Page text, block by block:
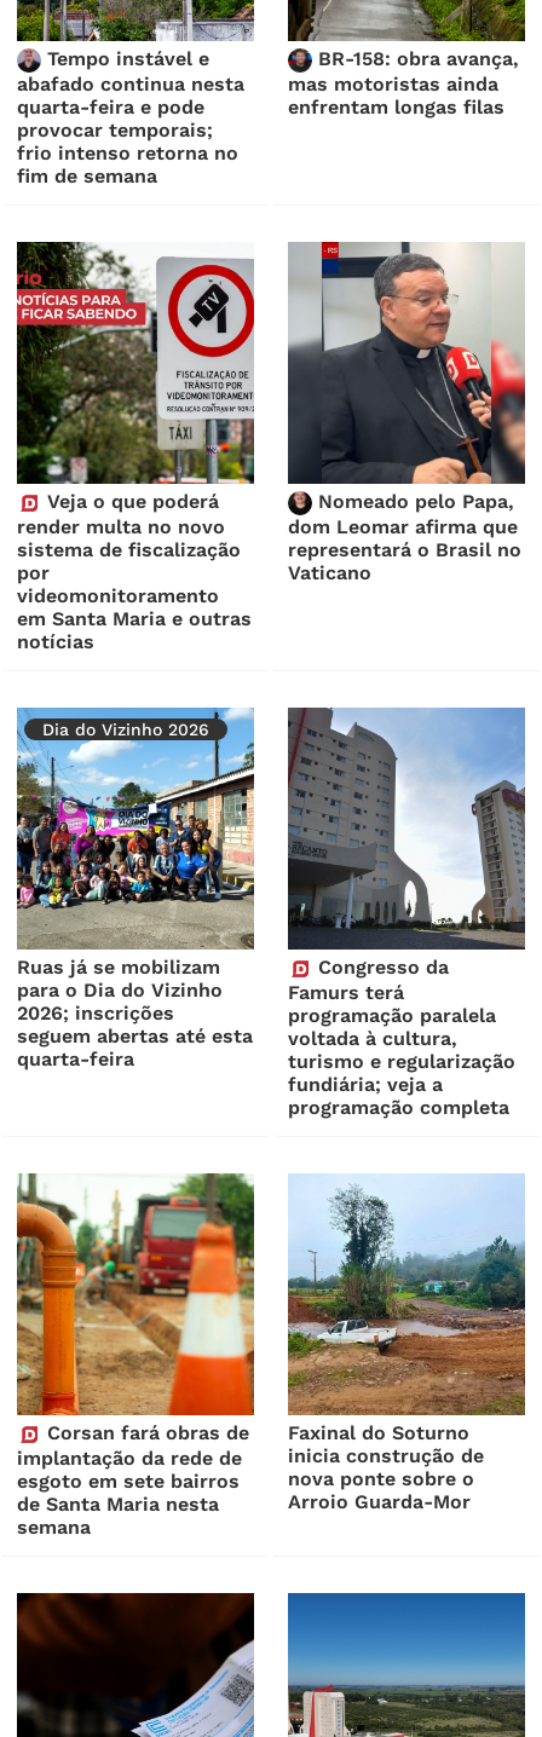
Tempo instável e
abafado continua nesta
quarta-feira e pode
provocar temporais;
frio intenso retorna no
fim de semana
BR-158: obra avança,
mas motoristas ainda
enfrentam longas filas
Veja o que poderá
render multa no novo
sistema de fiscalização
por
videomonitoramento
em Santa Maria e outras
notícias
Nomeado pelo Papa,
dom Leomar afirma que
representará o Brasil no
Vaticano
Dia do Vizinho 2026
Ruas já se mobilizam
para o Dia do Vizinho
2026; inscrições
seguem abertas até esta
quarta-feira
Congresso da
Famurs terá
programação paralela
voltada à cultura,
turismo e regularização
fundiária; veja a
programação completa
Corsan fará obras de
implantação da rede de
esgoto em sete bairros
de Santa Maria nesta
semana
Faxinal do Soturno
inicia construção de
nova ponte sobre o
Arroio Guarda-Mor